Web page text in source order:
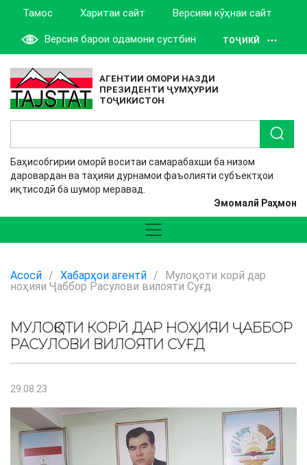
Тамос Харитаи сайт Версияи кӯҳнаи сайт
Версия барои одамони сустбин ТОҶИКӢ
АГЕНТИИ ОМОРИ НАЗДИ
ПРЕЗИДЕНТИ ҶУМҲУРИИ
ТОҶИКИСТОН
Баҳисобгирии оморӣ воситаи самарабахши ба низом
даровардан ва таҳияи дурнамои фаъолияти субъектҳои
иқтисодӣ ба шумор меравад.
Эмомалӣ Раҳмон
Асосӣ / Хабарҳои агентӣ /
Мулоқоти корӣ дар
ноҳияи Ҷаббор Расулови вилояти Суғд
МУЛОҚОТИ КОРӢ ДАР НОҲИЯИ ҶАББОР
РАСУЛОВИ ВИЛОЯТИ СУҒД
29.08.23